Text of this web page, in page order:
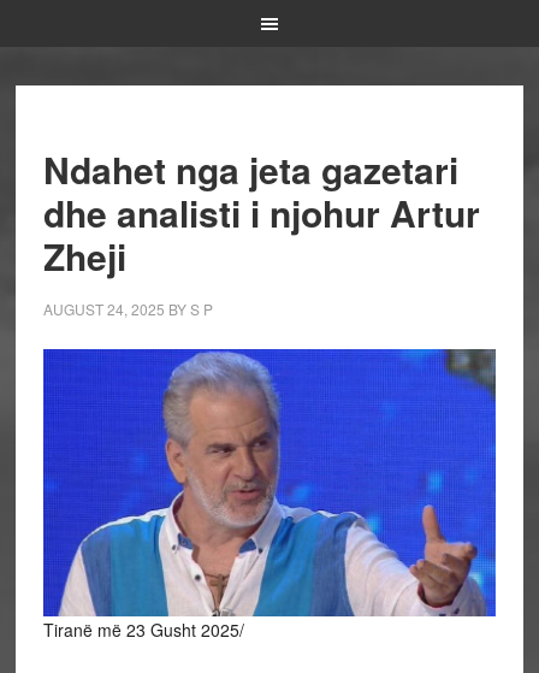
Ndahet nga jeta gazetari
dhe analisti i njohur Artur
Zheji
AUGUST 24, 2025 BYS P
Tiranë më 23 Gusht 2025/